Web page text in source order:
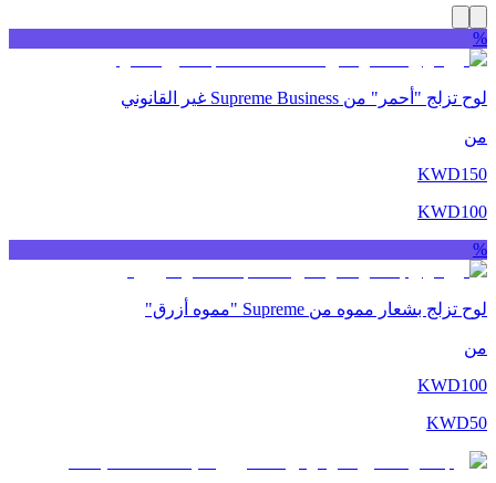
%
لوح تزلج "أحمر" من Supreme Business غير القانوني
من
KWD150
KWD100
%
لوح تزلج بشعار مموه من Supreme "مموه أزرق"
من
KWD100
KWD50